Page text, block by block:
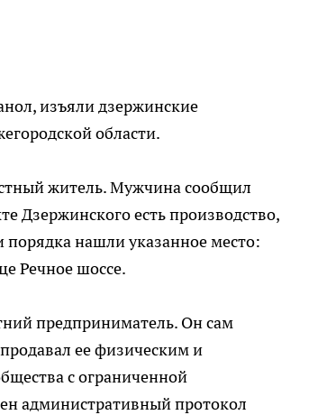
изъяли дзержинские
области.
житель. Мужчина сообщил
Дзержинского есть производство,
нашли указанное место:
Речное шоссе.
предприниматель. Он сам
ее физическим и
с ограниченной
административный протокол